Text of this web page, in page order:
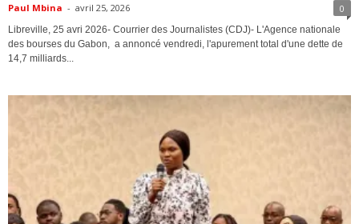
Paul Mbina - avril 25, 2026 0
Libreville, 25 avri 2026- Courrier des Journalistes (CDJ)- L'Agence nationale
des bourses du Gabon, a annoncé vendredi, l'apurement total d'une dette de
14,7 milliards...